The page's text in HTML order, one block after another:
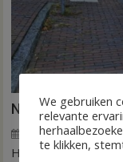
Nieuw ov-
6 augustus 2026
HARDENBERG –
We gebruiken
relevante
te klikken,